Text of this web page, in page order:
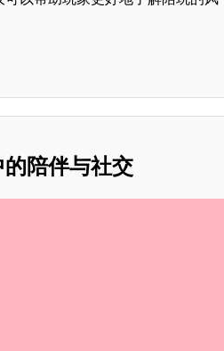
陪伴与社交